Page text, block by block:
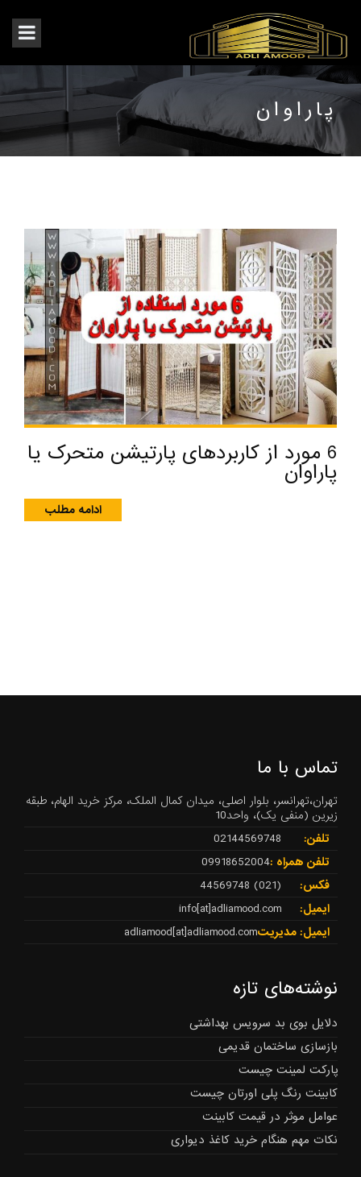
پاراوان
6 مورد از کاربردهای پارتیشن متحرک یا
پاراوان
ادامه مطلب
تماس با ما
تهران،تهرانسر، بلوار اصلی، میدان کمال الملک، مرکز خرید الهام، طبقه
زیرین (منفی یک)، واحد10
تلفن:
02144569748
تلفن همراه :09918652004
فکس:
(021) 44569748
ایمیل:
info[at]adliamood.com
ایمیل: مدیریتadliamood[at]adliamood.com
نوشته‌های تازه
دلایل بوی بد سرویس بهداشتی
بازسازی ساختمان قدیمی
پارکت لمینت چیست
کابینت رنگ پلی اورتان چیست
عوامل موثر در قیمت کابینت
نکات مهم هنگام خرید کاغذ دیواری